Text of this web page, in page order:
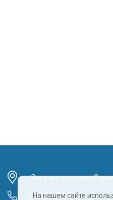
На нашем сайте
г. Энгельс, проспект
+7 (8452) 68-00-61